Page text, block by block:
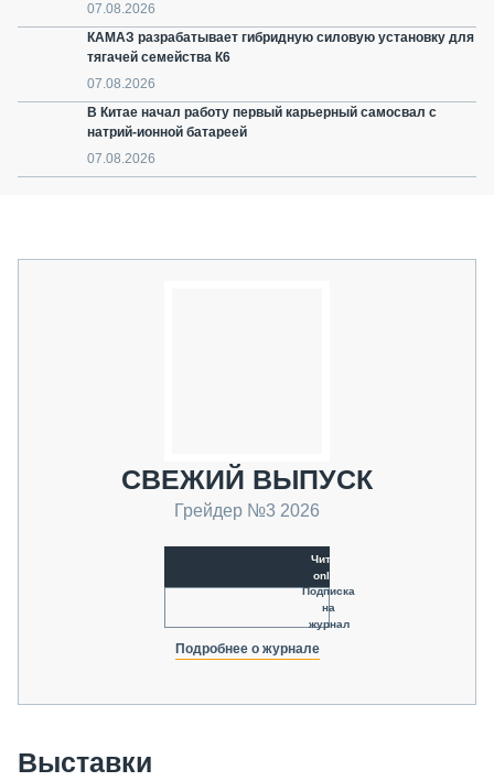
07.08.2026
КАМАЗ разрабатывает гибридную силовую установку для
тягачей семейства К6
07.08.2026
В Китае начал работу первый карьерный самосвал с
натрий-ионной батареей
07.08.2026
СВЕЖИЙ ВЫПУСК
Грейдер №3 2026
Читать
online
Подписка
на
журнал
Подробнее о журнале
Выставки